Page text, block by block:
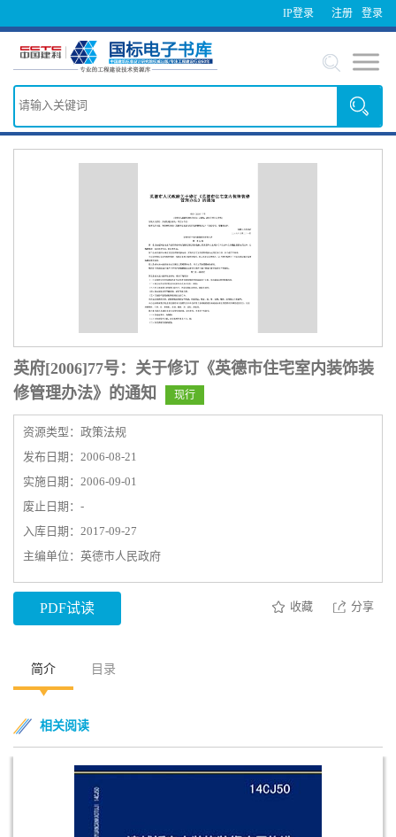
IP登录 登录
注册
英府[2006]77号：关于修订《英德市住宅室内装饰装
修管理办法》的通知
现行
资源类型：政策法规
发布日期：2006-08-21
实施日期：2006-09-01
废止日期：-
入库日期：2017-09-27
主编单位：英德市人民政府
PDF试读 收藏 分享
简介 目录
相关阅读